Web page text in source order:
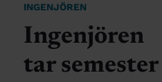
INGENJÖREN
Ingenjören
tar semester